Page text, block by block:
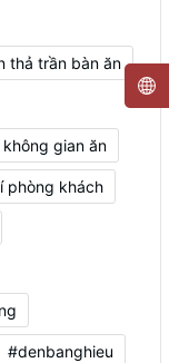
thả trần bàn ăn
gian ăn
phòng khách
#denbanghieu